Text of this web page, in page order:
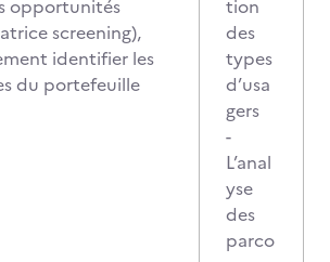
opportunités
screening),
identifier les
du portefeuille
tion
des
types
d’usa
gers
-
L’anal
yse
des
parco